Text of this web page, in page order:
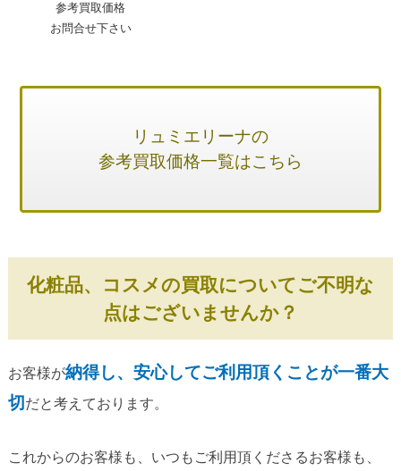
参考買取価格
お問合せ下さい
リュミエリーナの
参考買取価格一覧はこちら
化粧品、コスメの買取についてご不明な
点はございませんか？
お客様が納得し、安心してご利用頂くことが一番大
切だと考えております。
これからのお客様も、いつもご利用頂くださるお客様も、